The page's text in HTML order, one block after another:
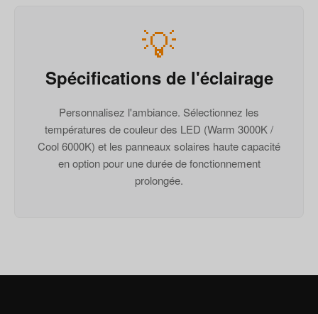
💡
Spécifications de l'éclairage
Personnalisez l'ambiance. Sélectionnez les
températures de couleur des LED (Warm 3000K /
Cool 6000K) et les panneaux solaires haute capacité
en option pour une durée de fonctionnement
prolongée.